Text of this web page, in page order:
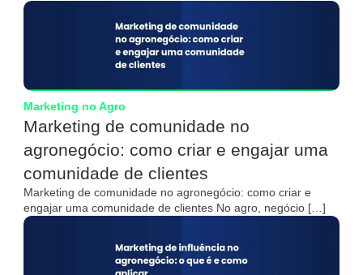
Marketing no Agro
Marketing de comunidade no
agronegócio: como criar e engajar uma
comunidade de clientes
Marketing de comunidade no agronegócio: como criar e
engajar uma comunidade de clientes No agro, negócio […]